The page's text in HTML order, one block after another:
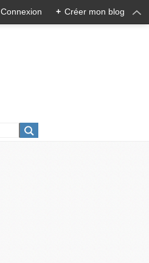
Connexion + Créer mon blog